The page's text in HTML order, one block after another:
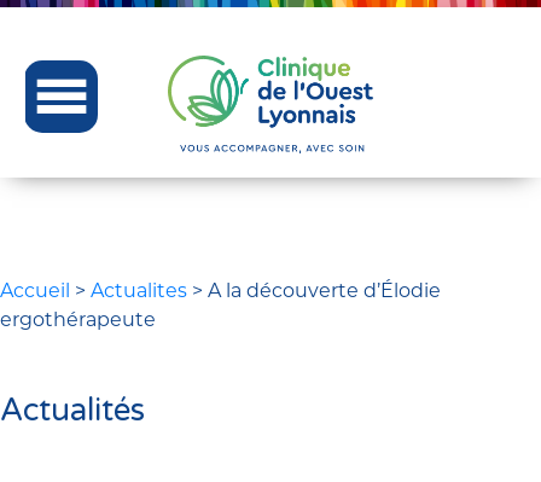
Accueil > Actualites > A la découverte d’Élodie
ergothérapeute
Actualités